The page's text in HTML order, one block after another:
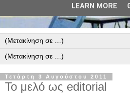
Τετάρτη 3 Αυγούστου 2011
Το μελό ως editorial
LEARN MORE